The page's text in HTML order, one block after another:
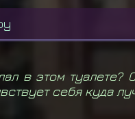
в этом
себя куда